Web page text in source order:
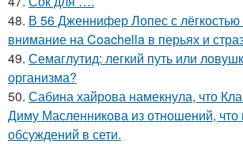
48. В 56 Дженнифер Лопес с лёгкостью
внимание на Coachella в перьях и
49. Семаглутид: легкий путь или
организма?
50. Сабина хайрова намекнула, что
Диму Масленникова из отношений,
обсуждений в сети.